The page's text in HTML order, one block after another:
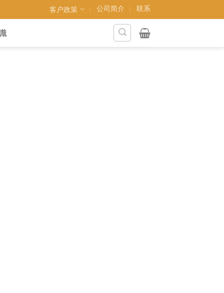
客户政策 公司简介 联系